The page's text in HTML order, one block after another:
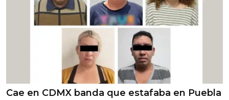
Cae en CDMX banda que estafaba en Puebla